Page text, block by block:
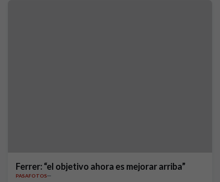
Ferrer: “el objetivo ahora es mejorar arriba”
PASAFOTOS